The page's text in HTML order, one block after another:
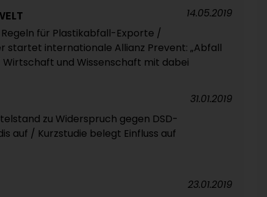
für Plastikabfall-Exporte /
startet internationale Allianz Prevent: „Abfall
Wirtschaft und Wissenschaft mit dabei
14.05.2019
zu Widerspruch gegen DSD-
auf / Kurzstudie belegt Einfluss auf
31.01.2019
23.01.2019